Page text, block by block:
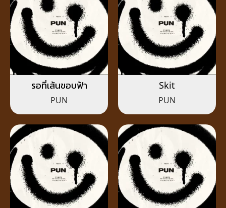
รอที่เส้นขอบฟ้า
PUN
Skit
PUN